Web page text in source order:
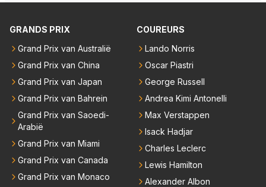
emand weet wat er zich afspeelt achter gesloten de
iedereen is vertrokken. Dat er nu een paar jaar acht
er elkaar mensen een andere uitdagingen zoeken of
niet meer in de F1 willen werken is niet zo gek als de
meesten van hen al sinds dat RB hun intrede deed a
anwezig waren. De mensen die nu een aantal van di
e lege plaatsen op gaan vullen hebben ook al jaren
binnen RB gewerkt en zijn voor Max geen vreemde
n meer. Ook andere teams verliezen mensen. Er wo
rdt teveel drama van gemaakt.
GRANDS PRIX
Grand Prix van Australië
Grand Prix van China
Grand Prix van Japan
Grand Prix van Bahrein
Grand Prix van Saoedi-
Arabië
Grand Prix van Miami
Grand Prix van Canada
Grand Prix van Monaco
COUREURS
Lando Norris
Oscar Piastri
George Russell
Andrea Kimi Antonelli
Max Verstappen
Isack Hadjar
Charles Leclerc
Lewis Hamilton
Alexander Albon